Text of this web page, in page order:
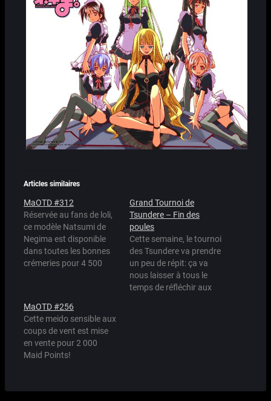
Articles similaires
MaOTD #312
Réservée au fans de loli,
ce modèle Natsumi de
Negima est disponible
dans toutes les bonnes
crémeries pour 4 500
Grand Tournoi de
Tsundere – Fin des
poules
Cette semaine, le tournoi
des Tsundere va prendre
un peu de répit: ça va
nous laisser à tous le
temps de réfléchir aux
MaOTD #256
Cette meido sensible aux
coups de vent est mise
en vente pour 2 000
Maid Points!